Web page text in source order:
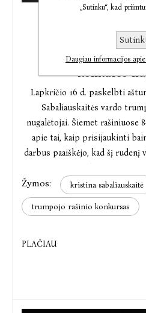
Paskelbti
Sabaliauskaitės
konkurso
Lapkričio 16 d. paskelbti
Sabaliauskaitės vardo
nugalėtojai. Šiemet rašiniuose
apie tai, kaip prisijaukinti
darbus paaiškėjo, kad šį rudenį
Geriausiu 2022 m. konkurso
Mykolo Biržiškos gimnazijos
Žymos: kristina sabaliauskaitė
trumpojo rašinio konkursas
PLAČIAU
„Sutinku“, kad
Daugiau informacijos